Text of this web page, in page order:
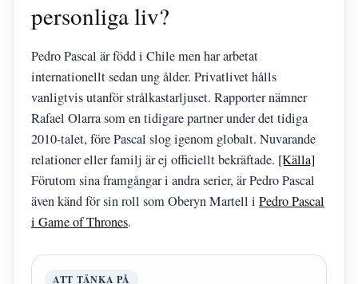
personliga liv?
Pedro Pascal är född i Chile men har arbetat
internationellt sedan ung ålder. Privatlivet hålls
vanligtvis utanför strålkastarljuset. Rapporter nämner
Rafael Olarra som en tidigare partner under det tidiga
2010-talet, före Pascal slog igenom globalt. Nuvarande
relationer eller familj är ej officiellt bekräftade. [Källa]
Förutom sina framgångar i andra serier, är Pedro Pascal
även känd för sin roll som Oberyn Martell i Pedro Pascal
i Game of Thrones.
ATT TÄNKA PÅ